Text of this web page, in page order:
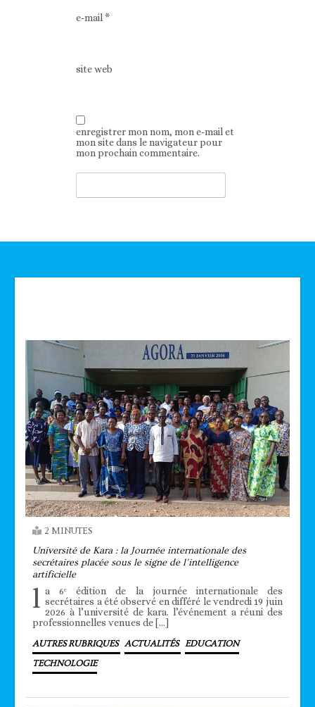
e-mail*
site web
enregistrer mon nom, mon e-mail et
mon site dans le navigateur pour
mon prochain commentaire.
2 MINUTES
Université de Kara : la Journée internationale des
secrétaires placée sous le signe de l’intelligence
artificielle
l a 6ᵉ édition de la journée internationale des
secrétaires a été observé en différé le vendredi 19 juin
2026 à l’université de kara. l’événement a réuni des
professionnelles venues de […]
AUTRES RUBRIQUES ACTUALITÉS EDUCATION
TECHNOLOGIE